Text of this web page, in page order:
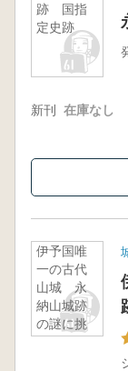
跡 国指
定史跡
新刊 在庫なし
伊予国唯
一の古代
山城 永
納山城跡
の謎に挑